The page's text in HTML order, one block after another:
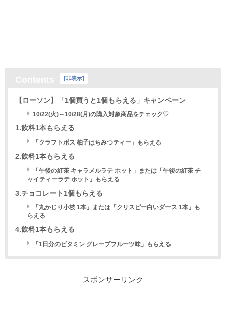
[非表示]
【ローソン】「1個買うと1個もらえる」キャンペーン
10/22(火)～10/28(月)の購入対象商品をチェック♡
1.飲料1本もらえる
「クラフトボス 柚子はちみつティー」もらえる
2.飲料1本もらえる
「午後の紅茶 キャラメルラテ ホット」または「午後の紅茶 チ
ャイティーラテ ホット」もらえる
3.チョコレート1個もらえる
「丸かじり小枝 1本」または「クリスピー白いダース 1本」も
らえる
4.飲料1本もらえる
「1日分のビタミン グレープフルーツ味」もらえる
スポンサーリンク